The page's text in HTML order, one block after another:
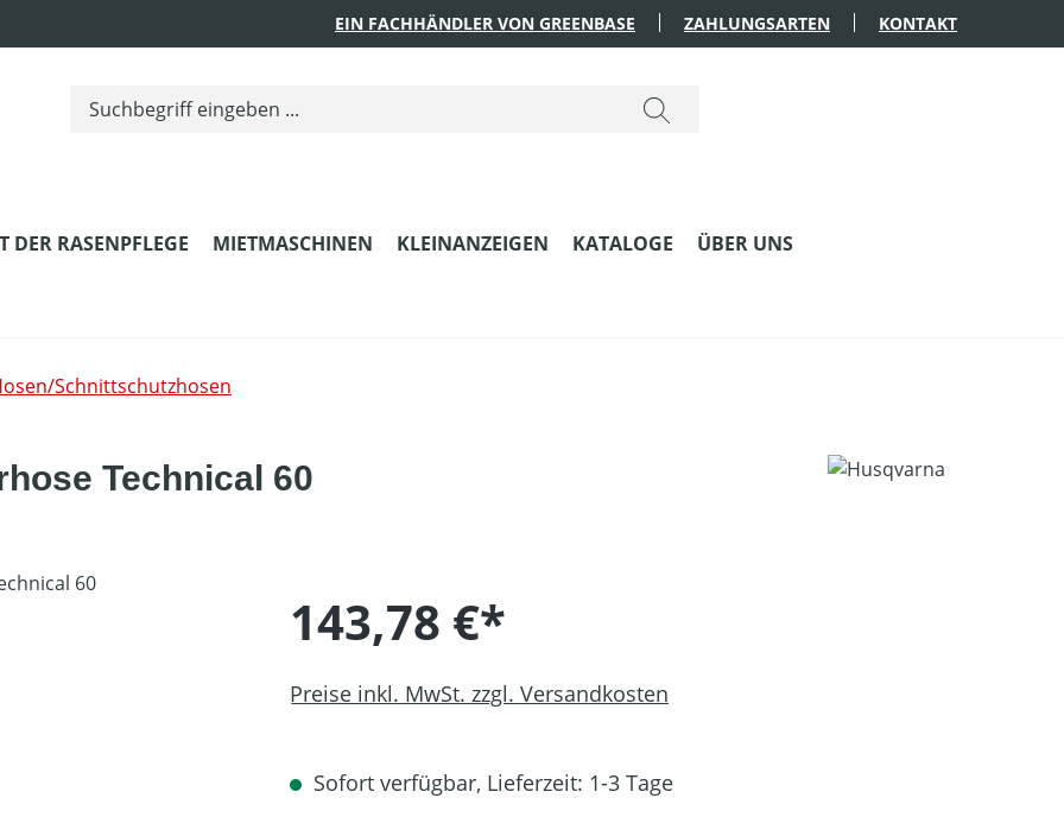
EIN FACHHÄNDLER VON GREENBASE ZAHLUNGSARTEN KONTAKT
DER RASENPFLEGE MIETMASCHINEN KLEINANZEIGEN KATALOGE ÜBER UNS
Schnittschutzhosen
Technical 60
143,78 €*
Preise inkl. MwSt. zzgl. Versandkosten
Sofort verfügbar, Lieferzeit: 1-3 Tage